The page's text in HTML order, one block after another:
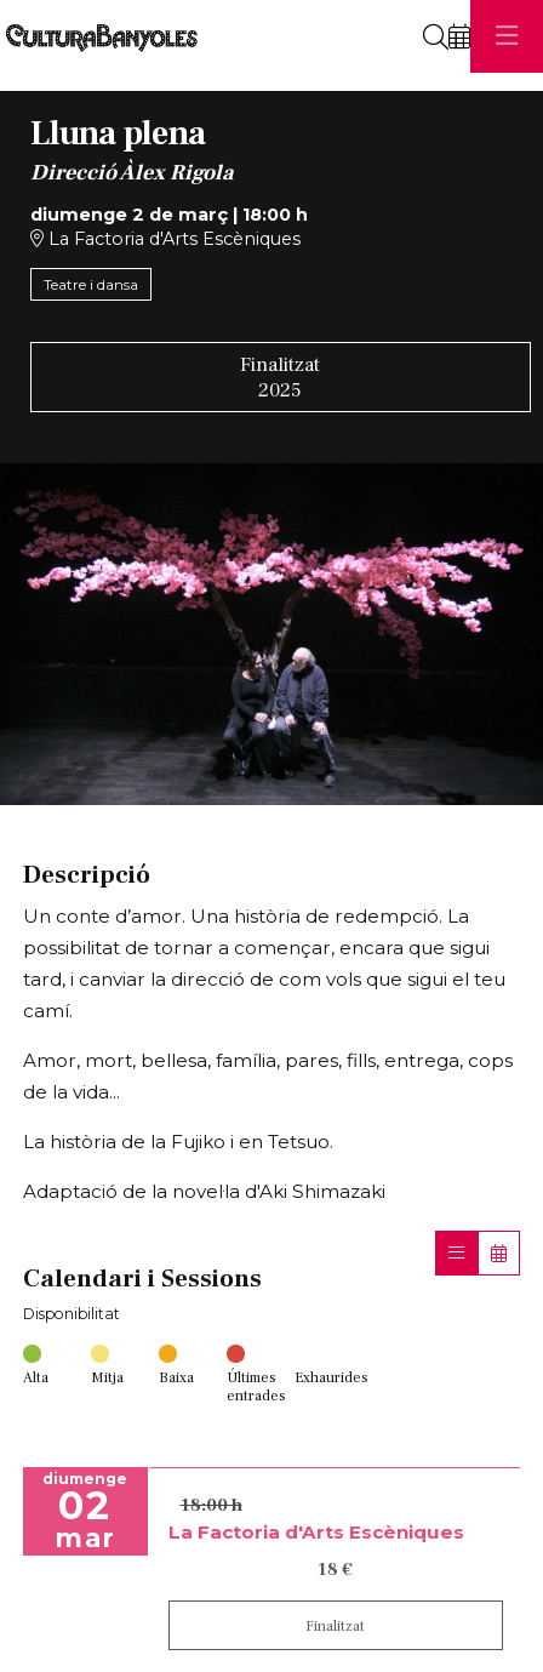
Lluna plena
Direcció Àlex Rigola
diumenge 2 de març| 18:00 h
La Factoria d'Arts Escèniques
Teatre i dansa
Finalitzat
2025
Descripció
Un conte d’amor. Una història de redempció. La
possibilitat de tornar a començar, encara que sigui
tard, i canviar la direcció de com vols que sigui el teu
camí.
Amor, mort, bellesa, família, pares, fills, entrega, cops
de la vida...
La història de la Fujiko i en Tetsuo.
Adaptació de la novel·la d'Aki Shimazaki
Calendari i Sessions
Disponibilitat
Alta Mitja Baixa
Últimes
entrades
Exhaurides
diumenge
02
mar
18:00 h
La Factoria d'Arts Escèniques
18 €
Finalitzat